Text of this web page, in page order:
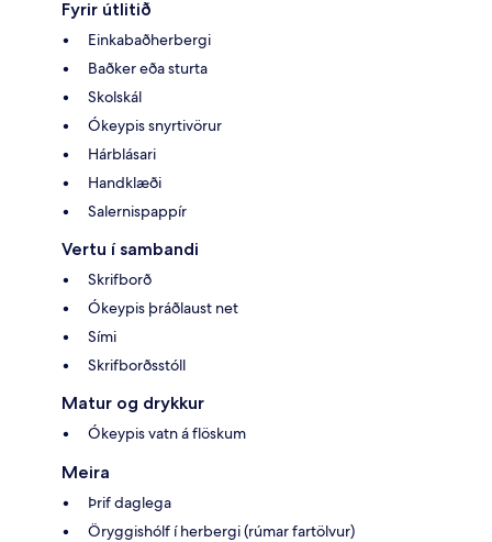
Fyrir útlitið
Einkabaðherbergi
Baðker eða sturta
Skolskál
Ókeypis snyrtivörur
Hárblásari
Handklæði
Salernispappír
Vertu í sambandi
Skrifborð
Ókeypis þráðlaust net
Sími
Skrifborðsstóll
Matur og drykkur
Ókeypis vatn á flöskum
Meira
Þrif daglega
Öryggishólf í herbergi (rúmar fartölvur)